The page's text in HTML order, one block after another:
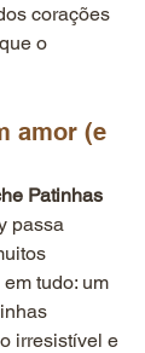
corações
o
amor (e
Patinhas
passa
tudo: um
irresistível e